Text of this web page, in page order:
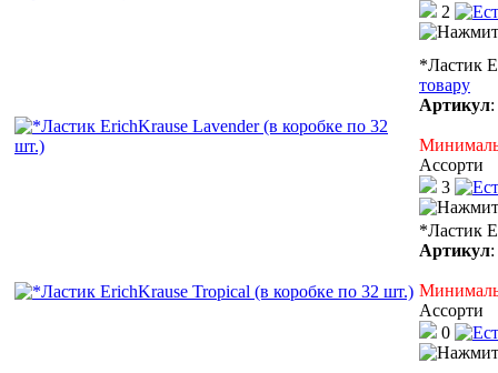
2
*Ластик
товару
Артикул:
Ассорти
3
*Ластик
Артикул:
Ассорти
0